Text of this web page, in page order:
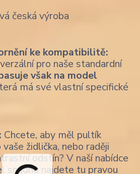
česká výroba
ke kompatibilitě:
pro naše standardní
však na model
má své vlastní specifické
Chcete, aby měl pultík
židlička, nebo raději
odstín? V naší nabídce
snadno najdete tu pravou